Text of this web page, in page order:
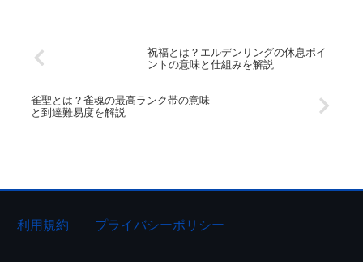
祝福とは？エルデンリングの休息ポイ
ントの意味と仕組みを解説
雀聖とは？雀魂の最高ランク帯の意味
と到達難易度を解説
利用規約 プライバシーポリシー